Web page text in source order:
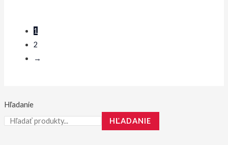
Hľadanie
HĽADANIE
1
2
→